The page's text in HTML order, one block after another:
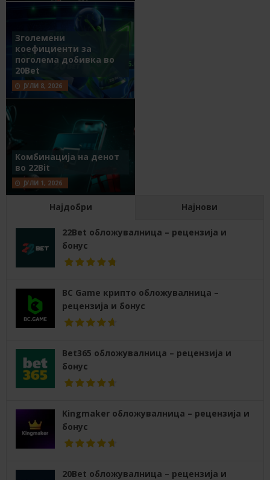
Зголемени
коефициенти за
поголема добивка во
20Bet
ЈУЛИ 8, 2026
Комбинација на денот
во 22Bit
ЈУЛИ 1, 2026
Најдобри Најнови
22Bet обложувалница – рецензија и
бонус
BC Game крипто обложувалница –
рецензија и бонус
Bet365 обложувалница – рецензија и
бонус
Kingmaker обложувалница – рецензија и
бонус
20Bet обложувалница – рецензија и